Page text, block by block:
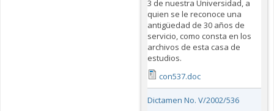
3 de nuestra Universidad, a
quien se le reconoce una
antigüedad de 30 años de
servicio, como consta en los
archivos de esta casa de
estudios.
con537.doc
Dictamen No. V/2002/536